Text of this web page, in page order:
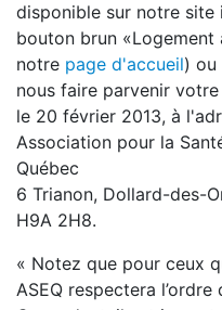
disponible sur notre site
bouton brun
notre page d'accueil) ou
nous faire parvenir
le 20 février 2013, à
Association pour la
Québec
6 Trianon, Dollard-des-
H9A 2H8.
« Notez que pour ceux
ASEQ respectera l’ordre